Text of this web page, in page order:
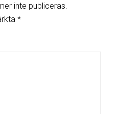
inte publiceras.
*